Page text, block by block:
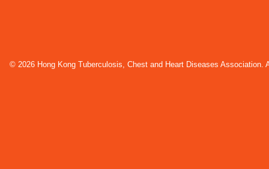
© 2026 Hong Kong Tuberculosis, Chest and Heart Diseases Association.